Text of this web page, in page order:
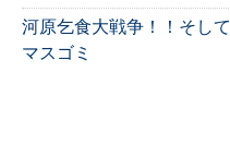
河原乞食大戦争！！そし
マスゴミ